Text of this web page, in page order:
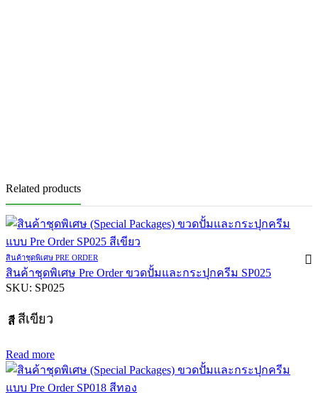
Related products
สินค้าชุดพิเศษ PRE ORDER
สินค้าชุดพิเศษ Pre Order ขวดปั้มและกระปุกครีม SP025
SKU: SP025
สี สีเขียว
Read more